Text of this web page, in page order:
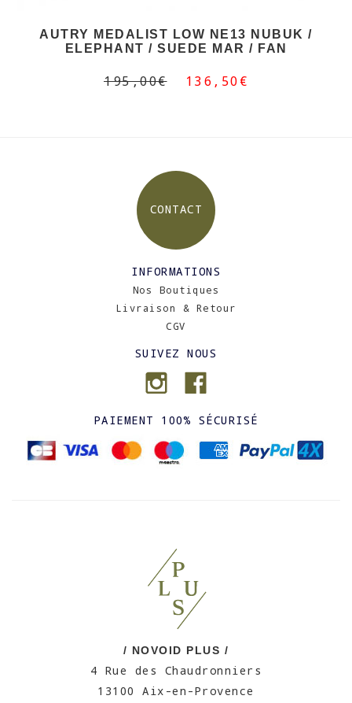
AUTRY MEDALIST LOW NE13 NUBUK /
ELEPHANT / SUEDE MAR / FAN
195,00€ 136,50€
CONTACT
INFORMATIONS
Nos Boutiques
Livraison & Retour
CGV
SUIVEZ NOUS
PAIEMENT 100% SÉCURISÉ
/ NOVOID PLUS /
4 Rue des Chaudronniers
13100 Aix-en-Provence